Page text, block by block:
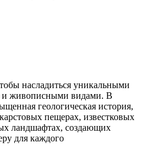
насладиться уникальными
живописными видами. В
геологическая история,
пещерах, известковых
ландшафтах, создающих
для каждого